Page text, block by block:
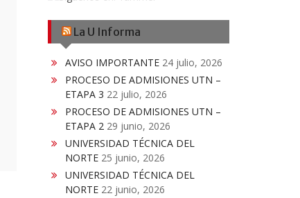
La U Informa
AVISO IMPORTANTE 24 julio, 2026
PROCESO DE ADMISIONES UTN –
ETAPA 3 22 julio, 2026
PROCESO DE ADMISIONES UTN –
ETAPA 2 29 junio, 2026
UNIVERSIDAD TÉCNICA DEL
NORTE 25 junio, 2026
UNIVERSIDAD TÉCNICA DEL
NORTE 22 junio, 2026